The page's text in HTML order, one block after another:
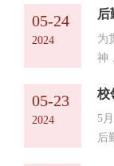
样
等
堂
习
党
强
义
照
体
05-24
2024
后
为
神
预
上
工
05-23
2024
校
5
后